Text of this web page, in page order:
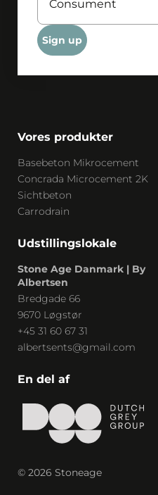
Sign up
Vores produkter
Basebeton Mikrocement
Concrada Microcement 2K
Sichtbeton
Carrodrain
Udstillingslokale
Stone Age Danmark | By
Albertsen
Bredgade 66
9670 Løgstør
+45 31 60 67 31
albertsents@gmail.com
En del af
© 2026 Stoneage